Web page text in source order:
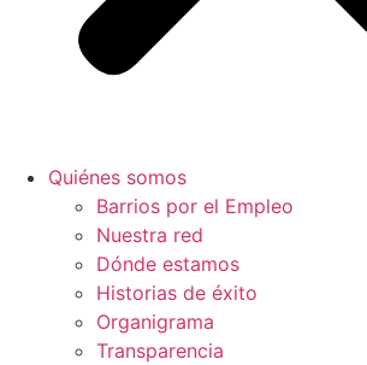
Quiénes somos
Barrios por el Empleo
Nuestra red
Dónde estamos
Historias de éxito
Organigrama
Transparencia